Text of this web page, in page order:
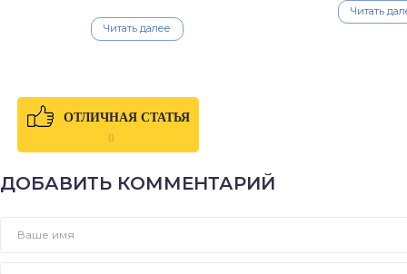
Читать далее
Читать
ОТЛИЧНАЯ СТАТЬЯ
0
ДОБАВИТЬ КОММЕНТАРИЙ